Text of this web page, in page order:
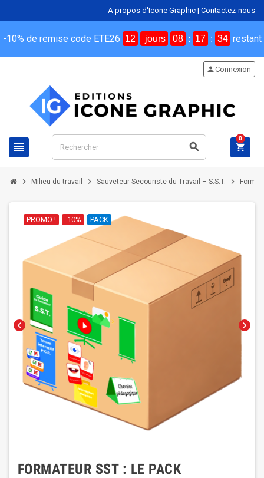
A propos d'Icone Graphic | Contactez-nous
-10% de remise code ETE26 12 jours 08 : 17 : 33 restant
view_headline search
personConnexion
shopping_cart
0
chevron_right Milieu du travail chevron_right Sauveteur Secouriste du Travail – S.S.T. chevron_right
chevron_left chevron_right
PROMO ! -10% PACK
FORMATEUR SST : LE PACK